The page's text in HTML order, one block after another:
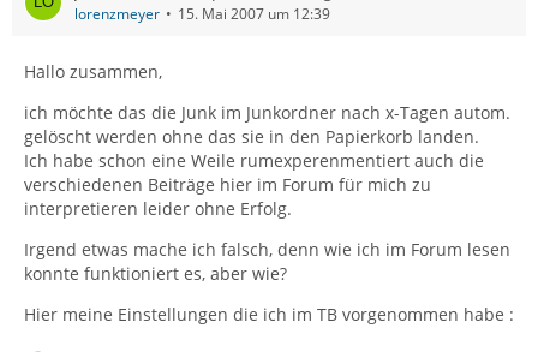
lorenzmeyer 15. Mai 2007 um 12:39
Hallo zusammen,
ich möchte das die Junk im Junkordner nach x-Tagen autom.
gelöscht werden ohne das sie in den Papierkorb landen.
Ich habe schon eine Weile rumexperenmentiert auch die
verschiedenen Beiträge hier im Forum für mich zu
interpretieren leider ohne Erfolg.
Irgend etwas mache ich falsch, denn wie ich im Forum lesen
konnte funktioniert es, aber wie?
Hier meine Einstellungen die ich im TB vorgenommen habe :